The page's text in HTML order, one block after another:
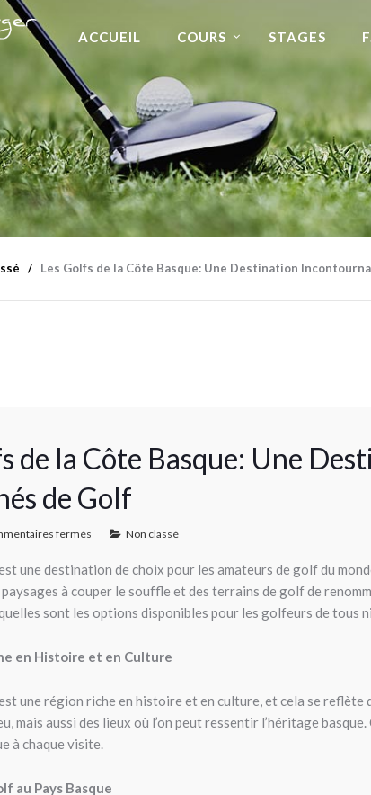
ACCUEIL COURS STAGES
Les Golfs de la Côte Basque: Une Destination
de la Côte Basque: Une
de Golf
fermés Non classé
une destination de choix pour les amateurs de golf du
à couper le souffle et des terrains de golf de
sont les options disponibles pour les golfeurs de tous
en Histoire et en Culture
une région riche en histoire et en culture, et cela se reflète
mais aussi des lieux où l’on peut ressentir l’héritage
à chaque visite.
au Pays Basque